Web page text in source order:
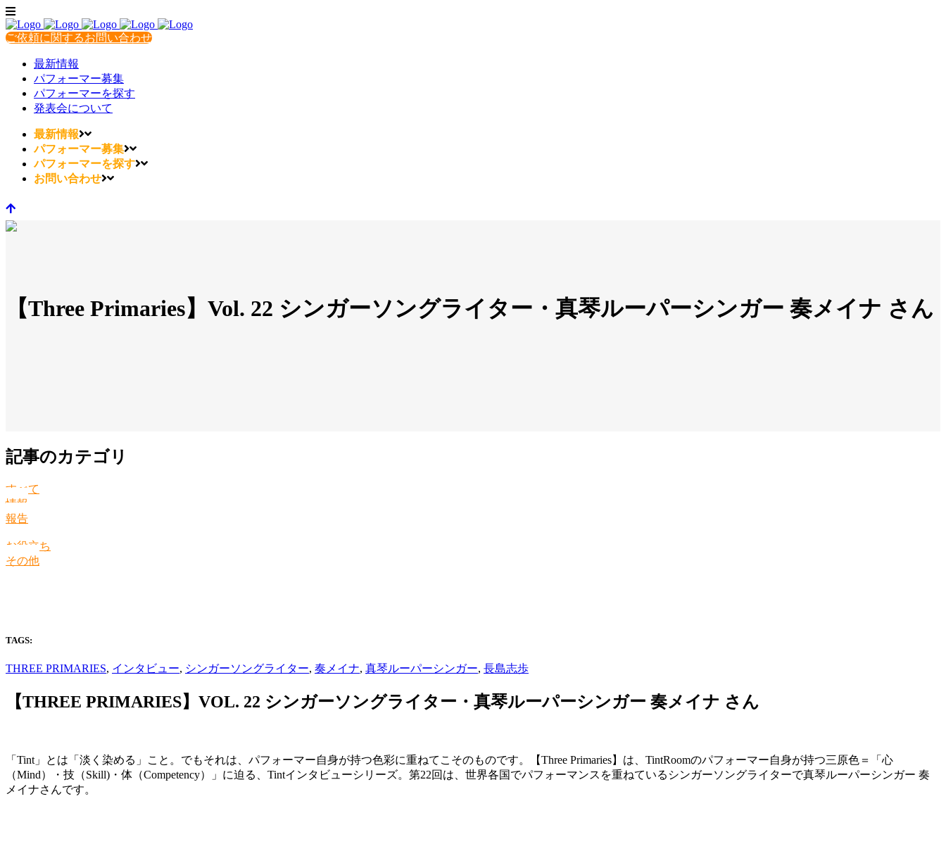
ご依頼に関するお問い合わせ
最新情報
パフォーマー募集
パフォーマーを探す
発表会について
最新情報
パフォーマー募集
パフォーマーを探す
お問い合わせ
【Three Primaries】Vol. 22 シンガーソングライター・真琴ルーパーシンガー 奏メイナ さん
記事のカテゴリ
すべて
情報
報告
お役立ち
その他
TAGS:
THREE PRIMARIES, インタビュー, シンガーソングライター, 奏メイナ, 真琴ルーパーシンガー, 長島志歩
【THREE PRIMARIES】VOL. 22 シンガーソングライター・真琴ルーパーシンガー 奏メイナ さん
「Tint」とは「淡く染める」こと。でもそれは、パフォーマー自身が持つ色彩に重ねてこそのものです。【Three Primaries】は、TintRoomのパフォーマー自身が持つ三原色＝「心
（Mind）・技（Skill)・体（Competency）」に迫る、Tintインタビューシリーズ。第22回は、世界各国でパフォーマンスを重ねているシンガーソングライターで真琴ルーパーシンガー 奏
メイナさんです。